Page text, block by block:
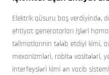
Elektrik qüsuru baş verdiyində,
ehtiyat generatorları işləri
təlimatlarının tələb etdiyi kimi,
mexanizmləri, rabitə vasitələri,
interfeysləri kimi ən vacib